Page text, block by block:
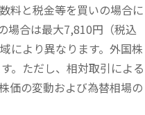
料と税金等を買いの場合に
場合は最大7,810円（税込
により異なります。外国株
。ただし、相対取引による
価の変動および為替相場の